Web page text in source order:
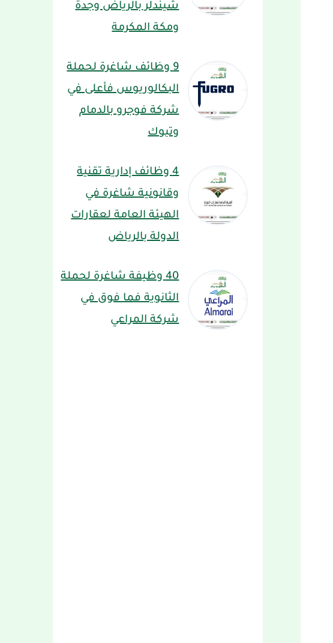
شيندلر بالرياض وجدة
ومكة المكرمة
9 وظائف شاغرة لحملة
البكالوريوس فأعلى في
شركة فوجرو بالدمام
وتبوك
4 وظائف إدارية تقنية
وقانونية شاغرة في
الهيئة العامة لعقارات
الدولة بالرياض
40 وظيفة شاغرة لحملة
الثانوية فما فوق في
شركة المراعي